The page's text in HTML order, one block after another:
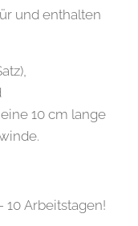
und enthalten
10 cm lange
Arbeitstagen!